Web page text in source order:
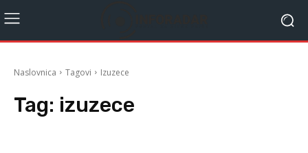
Naslovnica Tagovi Izuzece
Tag: izuzece